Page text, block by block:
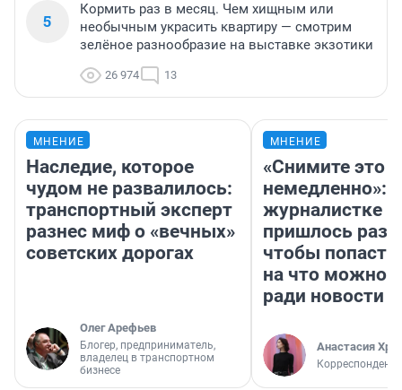
5
Кормить раз в месяц. Чем хищным или
необычным украсить квартиру — смотрим
зелёное разнообразие на выставке экзотики
26 974 13
МНЕНИЕ
Наследие, которое
чудом не развалилось:
транспортный эксперт
разнес миф о «вечных»
советских дорогах
Олег Арефьев
Блогер, предприниматель,
владелец в транспортном
бизнесе
МНЕНИЕ
«Снимите это
немедленно»:
журналистке
пришлось
чтобы попасть
на что можно
ради новости
Анастасия
Корреспондент